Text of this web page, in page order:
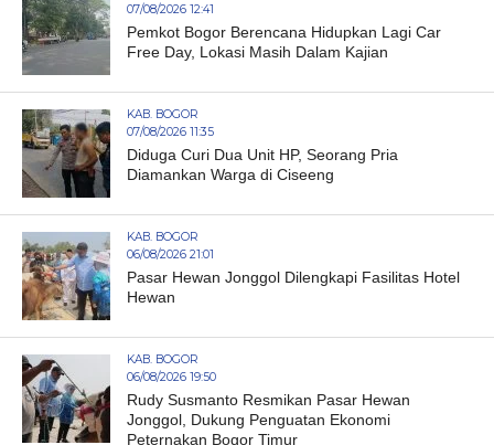
07/08/2026 12:41
Pemkot Bogor Berencana Hidupkan Lagi Car
Free Day, Lokasi Masih Dalam Kajian
KAB. BOGOR
07/08/2026 11:35
Diduga Curi Dua Unit HP, Seorang Pria
Diamankan Warga di Ciseeng
KAB. BOGOR
06/08/2026 21:01
Pasar Hewan Jonggol Dilengkapi Fasilitas Hotel
Hewan
KAB. BOGOR
06/08/2026 19:50
Rudy Susmanto Resmikan Pasar Hewan
Jonggol, Dukung Penguatan Ekonomi
Peternakan Bogor Timur